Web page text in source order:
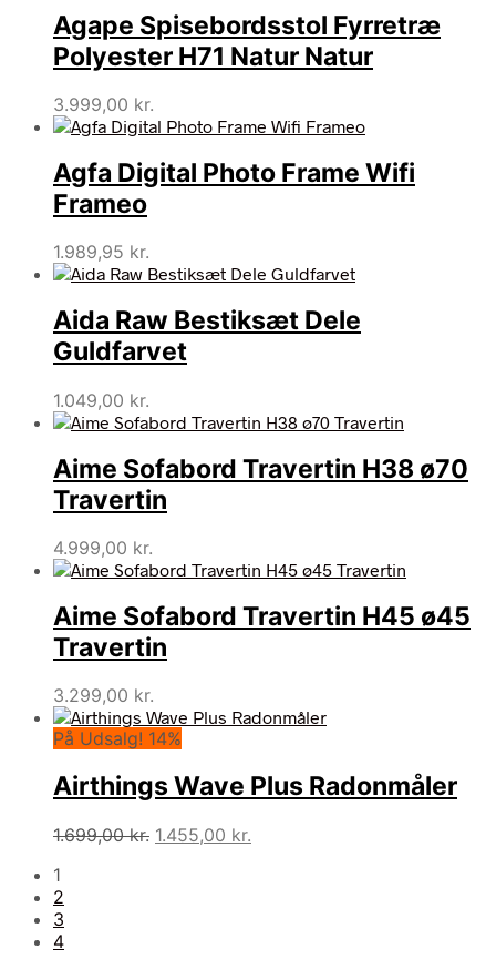
Agape Spisebordsstol Fyrretræ
Polyester H71 Natur Natur
3.999,00 kr.
Agfa Digital Photo Frame Wifi
Frameo
1.989,95 kr.
Aida Raw Bestiksæt Dele
Guldfarvet
1.049,00 kr.
Aime Sofabord Travertin H38 ø70
Travertin
4.999,00 kr.
Aime Sofabord Travertin H45 ø45
Travertin
3.299,00 kr.
På Udsalg! 14%
Airthings Wave Plus Radonmåler
1.699,00kr. Den
1.455,00 kr.
1
2
3
4